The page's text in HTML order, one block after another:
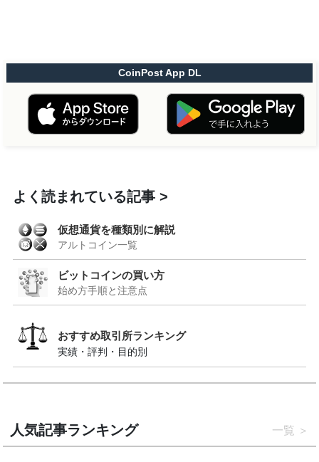
CoinPost App DL
よく読まれている記事
仮想通貨を種類別に解説
アルトコイン一覧
ビットコインの買い方
始め方手順と注意点
おすすめ取引所ランキング
実績・評判・目的別
人気記事ランキング 一覧